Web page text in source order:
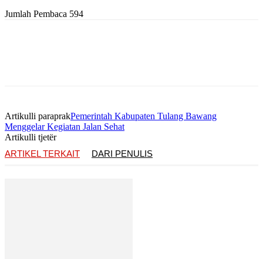
Jumlah Pembaca 594
Artikulli paraprakPemerintah Kabupaten Tulang Bawang
Menggelar Kegiatan Jalan Sehat
Artikulli tjetër
ARTIKEL TERKAIT
DARI PENULIS